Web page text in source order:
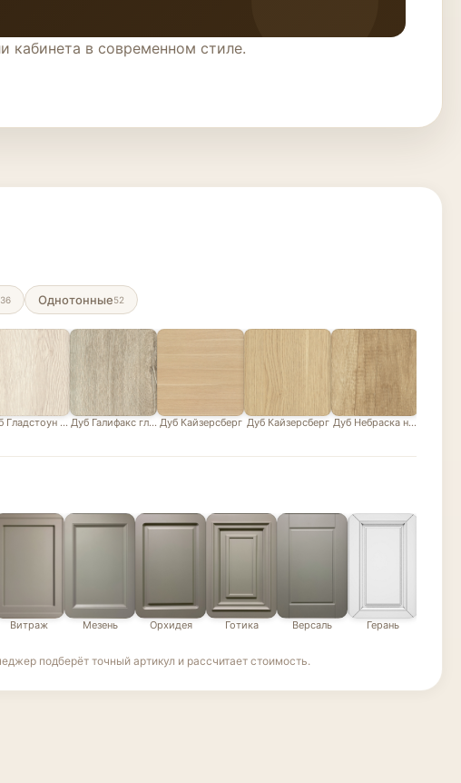
кабинета в современном стиле.
36 Однотонные52
Гладстоун белыйДуб Галифакс глазурованный песочно-серый
Дуб Кайзерсберг Дуб Кайзерсберг Дуб Небраска
Витраж Мезень Орхидея Готика Версаль Герань
подберёт точный артикул и рассчитает стоимость.